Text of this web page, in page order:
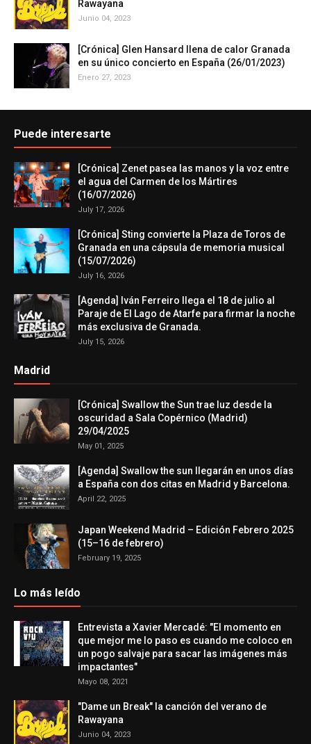
Rawayana
Junio 04, 2023
[Crónica] Glen Hansard llena de calor Granada
en su único concierto en España (26/01/2023)
Enero 27, 2023
Puede interesarte
[Crónica] Zenet pasea las manos y la voz entre
el agua del Carmen de los Mártires
(16/07/2026)
July 17, 2026
[Crónica] Sting convierte la Plaza de Toros de
Granada en una cápsula de memoria musical
(15/07/2026)
July 16, 2026
[Agenda] Iván Ferreiro llega el 18 de julio al
Paraje de El Lago de Atarfe para firmar la noche
más exclusiva de Granada.
July 15, 2026
Madrid
[Crónica] Swallow the Sun trae luz desde la
oscuridad a Sala Copérnico (Madrid)
29/04/2025
May 01, 2025
[Agenda] Swallow the sun llegarán en unos días
a España con dos citas en Madrid y Barcelona.
April 22, 2025
Japan Weekend Madrid – Edición Febrero 2025
(15–16 de febrero)
February 19, 2025
Lo más leído
Entrevista a Xavier Mercadé: "El momento en
que mejor me lo paso es cuando me coloco en
un pogo salvaje para sacar las imágenes más
impactantes"
Mayo 08, 2021
"Dame un Break" la canción del verano de
Rawayana
Junio 04, 2023